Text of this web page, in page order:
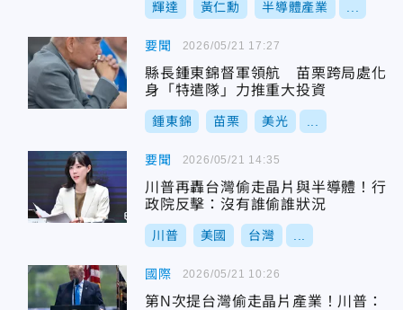
輝達 黃仁勳 半導體產業
要聞
縣長鍾東錦督軍領航 苗栗跨局處化
身「特遣隊」力推重大投資
鍾東錦 苗栗 美光
2026/05/21 17:27
要聞
川普再轟台灣偷走晶片與半導體！行
政院反擊：沒有誰偷誰狀況
川普 美國 台灣
2026/05/21 14:35
國際
第N次提台灣偷走晶片產業！川普：
2026/05/21 10:26